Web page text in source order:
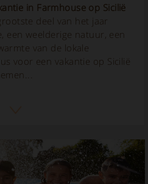
in Farmhouse op Sicilië
deel van het jaar
een weelderige natuur, een
van de lokale
voor een vakantie op Sicilië